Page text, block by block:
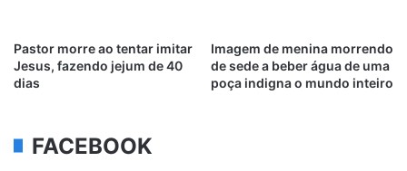
Pastor morre ao tentar imitar
Jesus, fazendo jejum de 40
dias
Imagem de menina morrendo
de sede a beber água de uma
poça indigna o mundo inteiro
FACEBOOK